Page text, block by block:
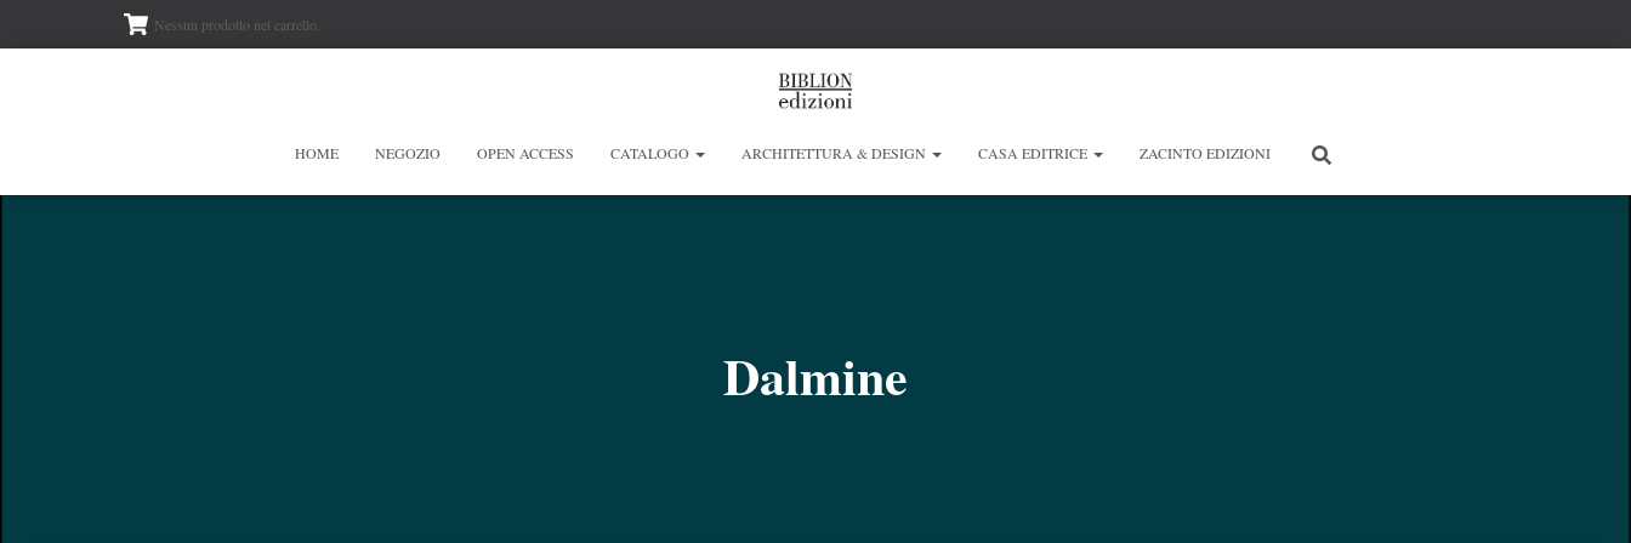
Nessun prodotto nel carrello.
HOME NEGOZIO OPEN ACCESS CATALOGO ARCHITETTURA & DESIGN CASA EDITRICE ZACINTO EDIZIONI
Dalmine